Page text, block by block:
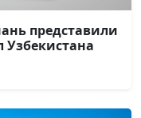
представили